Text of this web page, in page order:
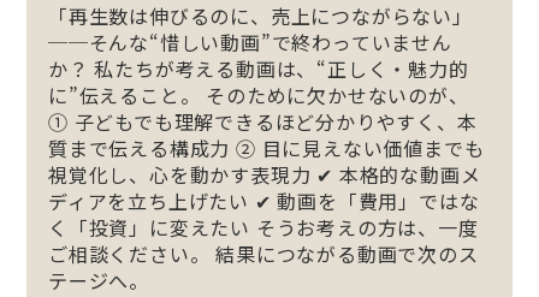
「再生数は伸びるのに、売上につながらない」
──そんな“惜しい動画”で終わっていません
か？ 私たちが考える動画は、“正しく・魅力的
に”伝えること。 そのために欠かせないのが、
① 子どもでも理解できるほど分かりやすく、本
質まで伝える構成力 ② 目に見えない価値までも
視覚化し、心を動かす表現力 ✔ 本格的な動画メ
ディアを立ち上げたい ✔ 動画を「費用」ではな
く「投資」に変えたい そうお考えの方は、一度
ご相談ください。 結果につながる動画で次のス
テージへ。